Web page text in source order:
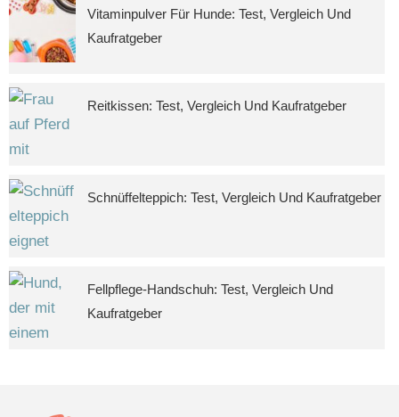
Vitaminpulver Für Hunde: Test, Vergleich Und
Kaufratgeber
Reitkissen: Test, Vergleich Und Kaufratgeber
Schnüffelteppich: Test, Vergleich Und Kaufratgeber
Fellpflege-Handschuh: Test, Vergleich Und
Kaufratgeber